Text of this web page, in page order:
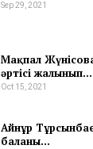
Sep 29, 2021
Мақпал
әртісі жалынып…
Oct 15, 2021
Айнұр
баланы…